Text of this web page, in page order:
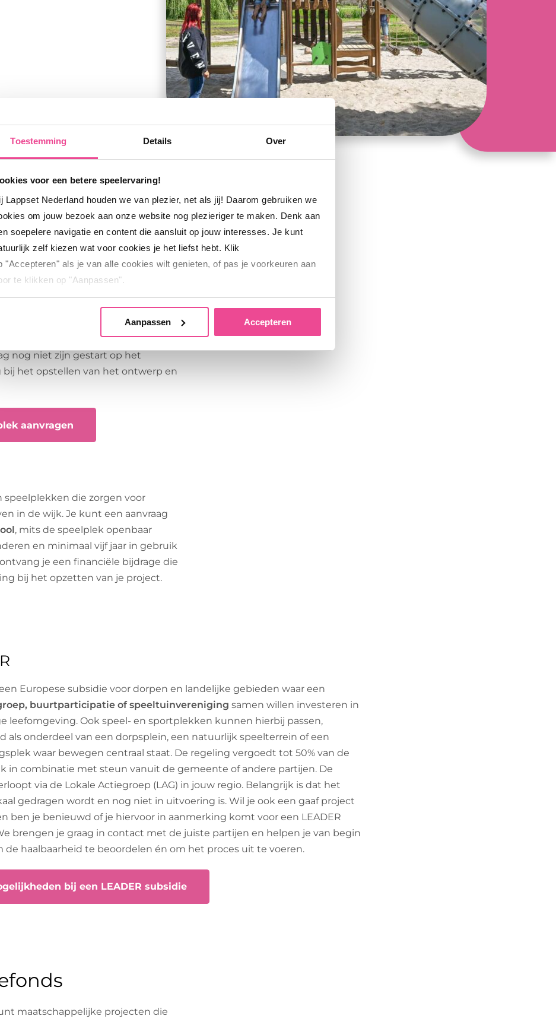
Toestemming Details Over
voor een betere speelervaring!
Lappset Nederland houden we van plezier, net als jij! Daarom gebruiken we
om jouw bezoek aan onze website nog plezieriger te maken. Denk aan
soepelere navigatie en content die aansluit op jouw interesses. Je kunt
zelf kiezen wat voor cookies je het liefst hebt. Klik
"Accepteren" als je van alle cookies wilt genieten, of pas je voorkeuren aan
te klikken op "Aanpassen".
je ook kiest, wij zorgen dat jouw ervaring top blijft!
Aanpassen
Accepteren
realiseren van inclusieve
Gemeenten ,scholen
aanvragen tot €25.000. De
samen met kinderen zijn
100% welkom, 70% van het
bespeelbaar voor álle kinderen.
nog niet zijn gestart op het
bij het opstellen van het ontwerp en
aanvragen
speelplekken die zorgen voor
in de wijk. Je kunt een aanvraag
, mits de speelplek openbaar
en minimaal vijf jaar in gebruik
je een financiële bijdrage die
bij het opzetten van je project.
een Europese subsidie voor dorpen en landelijke gebieden waar een
buurtparticipatie of speeltuinvereniging samen willen investeren in
leefomgeving. Ook speel- en sportplekken kunnen hierbij passen,
als onderdeel van een dorpsplein, een natuurlijk speelterrein of een
waar bewegen centraal staat. De regeling vergoedt tot 50% van de
in combinatie met steun vanuit de gemeente of andere partijen. De
via de Lokale Actiegroep (LAG) in jouw regio. Belangrijk is dat het
gedragen wordt en nog niet in uitvoering is. Wil je ook een gaaf project
ben je benieuwd of je hiervoor in aanmerking komt voor een LEADER
brengen je graag in contact met de juiste partijen en helpen je van begin
de haalbaarheid te beoordelen én om het proces uit te voeren.
bij een LEADER subsidie
maatschappelijke projecten die